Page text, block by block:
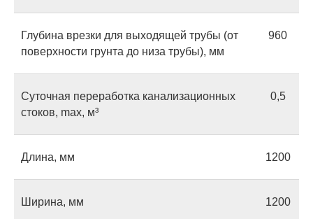
Глубина врезки для выходящей трубы (от
поверхности грунта до низа трубы), мм
960
Суточная переработка канализационных
стоков, max, м³
0,5
Длина, мм 1200
Ширина, мм 1200